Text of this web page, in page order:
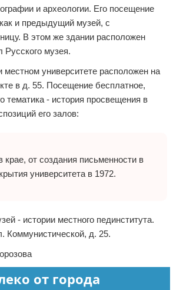
и археологии. Его посещение
и предыдущий музей, с
В этом же здании расположен
музея.
местном университете расположен на
в д. 55. Посещение бесплатное,
тематика - история просвещения в
его залов:
крае, от создания письменности в
университета в 1972.
- истории местного пединститута.
Коммунистической, д. 25.
от города